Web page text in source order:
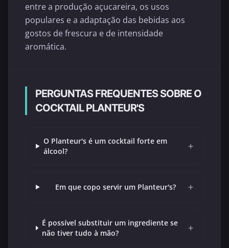
entre a produção açucareira, os usos
populares e a adaptação das bebidas aos
gostos de frescura e de intensidade
aromática.
PERGUNTAS FREQUENTES SOBRE O
COCKTAIL PLANTEUR'S
O Planteur's é um cocktail forte em
álcool?
+
Em que copo servir um Planteur's? +
É possível substituir um ingrediente se
não tiver tudo à mão?
+